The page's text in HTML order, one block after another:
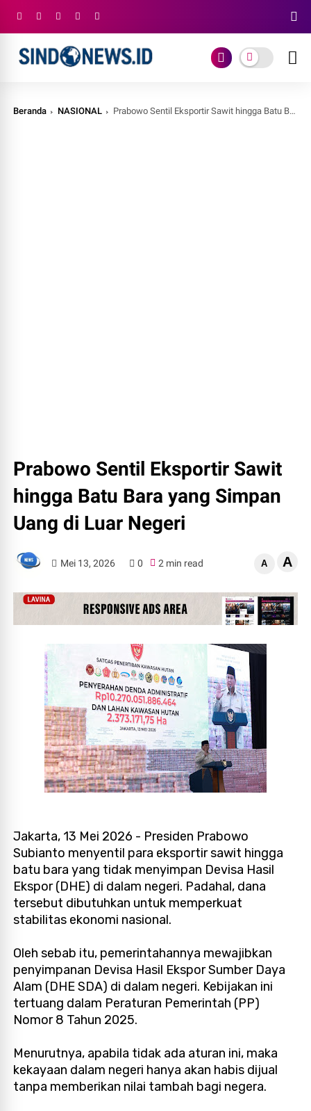
Beranda NASIONAL Prabowo Sentil Eksportir Sawit hingga Batu Bara yang Simpan Uang di Luar Negeri
Prabowo Sentil Eksportir Sawit
hingga Batu Bara yang Simpan
Uang di Luar Negeri
Mei 13, 2026 0 2 min read A A
Jakarta, 13 Mei 2026 - Presiden Prabowo
Subianto menyentil para eksportir sawit hingga
batu bara yang tidak menyimpan Devisa Hasil
Ekspor (DHE) di dalam negeri. Padahal, dana
tersebut dibutuhkan untuk memperkuat
stabilitas ekonomi nasional.
Oleh sebab itu, pemerintahannya mewajibkan
penyimpanan Devisa Hasil Ekspor Sumber Daya
Alam (DHE SDA) di dalam negeri. Kebijakan ini
tertuang dalam Peraturan Pemerintah (PP)
Nomor 8 Tahun 2025.
Menurutnya, apabila tidak ada aturan ini, maka
kekayaan dalam negeri hanya akan habis dijual
tanpa memberikan nilai tambah bagi negera.